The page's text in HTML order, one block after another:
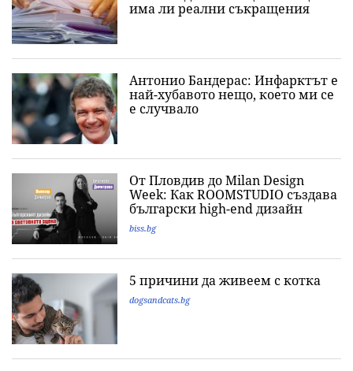
има ли реални съкращения
Антонио Бандерас: Инфарктът е
най-хубавото нещо, което ми се
е случвало
От Пловдив до Milan Design
Week: Как ROOMSTUDIO създава
български high-end дизайн
biss.bg
5 причини да живеем с котка
dogsandcats.bg